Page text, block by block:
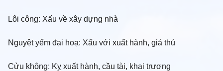
Lôi công: Xấu về xây dựng nhà
Nguyệt yếm đại hoạ: Xấu với xuất hành, giá thú
Cửu không: Kỵ xuất hành, cầu tài, khai trương